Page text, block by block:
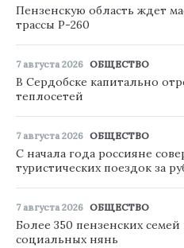
Пензенскую область ждет
трассы Р-260
7 августа 2026 ОБЩЕСТВО
В Сердобске капитально
теплосетей
7 августа 2026 ОБЩЕСТВО
С начала года россияне
туристических поездок за
7 августа 2026 ОБЩЕСТВО
Более 350 пензенских семей
социальных нянь